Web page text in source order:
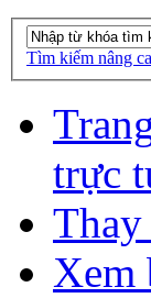
Tìm kiếm nâng
trực
Xem